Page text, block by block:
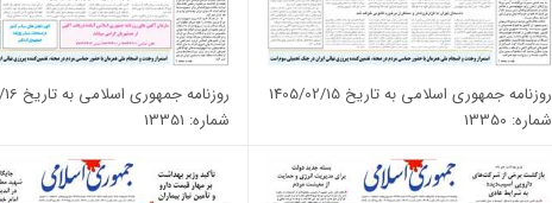
روزنامه جمهوری اسلامی به تاریخ 1405/02/16
شماره: 13351
روزنامه جمهوری اسلامی به تاریخ 1405/02/15
شماره: 13350